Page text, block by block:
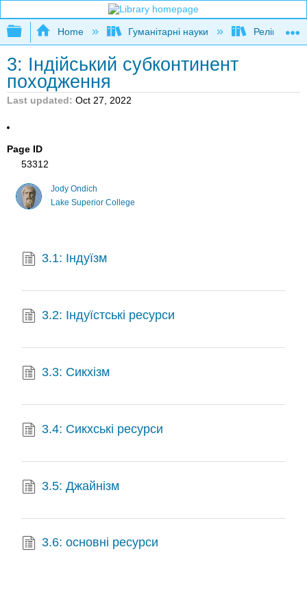
Expand/collapse global hierarchy
Home Гуманітарні науки
3: Індійський субконтинент
походження
Last updated Oct 27, 2022
Page ID
53312
Jody Ondich
Lake Superior College
3.1: Індуїзм
3.2: Індуїстські ресурси
3.3: Сикхізм
3.4: Сикхські ресурси
3.5: Джайнізм
3.6: основні ресурси